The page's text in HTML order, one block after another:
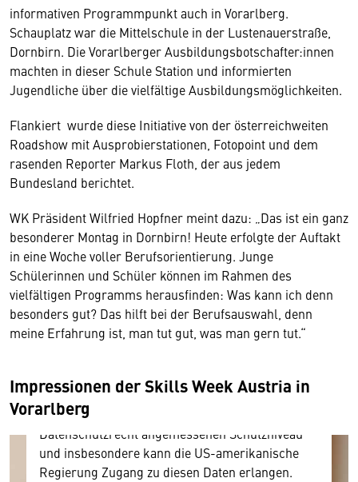
informativen Programmpunkt auch in Vorarlberg.
Schauplatz war die Mittelschule in der Lustenauerstraße,
Dornbirn. Die Vorarlberger Ausbildungsbotschafter:innen
machten in dieser Schule Station und informierten
Jugendliche über die vielfältige Ausbildungsmöglichkeiten.
Flankiert wurde diese Initiative von der österreichweiten
Roadshow mit Ausprobierstationen, Fotopoint und dem
rasenden Reporter Markus Floth, der aus jedem
Bundesland berichtet.
WK Präsident Wilfried Hopfner meint dazu: „Das ist ein ganz
besonderer Montag in Dornbirn! Heute erfolgte der Auftakt
in eine Woche voller Berufsorientierung. Junge
Schülerinnen und Schüler können im Rahmen des
vielfältigen Programms herausfinden: Was kann ich denn
besonders gut? Das hilft bei der Berufsauswahl, denn
meine Erfahrung ist, man tut gut, was man gern tut.“
Impressionen der Skills Week Austria in
Vorarlberg
Wir benötigen Ihre Zustimmung
Hier würden wir Ihnen gerne einen externen
Inhalt anzeigen. Dafür benötigen wir allerdings
Ihre Zustimmung, da Ihr Browser
amerikanischen Anbietern austauscht.
Diese Daten unterliegen keinem dem EU-
Datenschutzrecht angemessenen Schutzniveau
und insbesondere kann die US-amerikanische
Regierung Zugang zu diesen Daten erlangen.